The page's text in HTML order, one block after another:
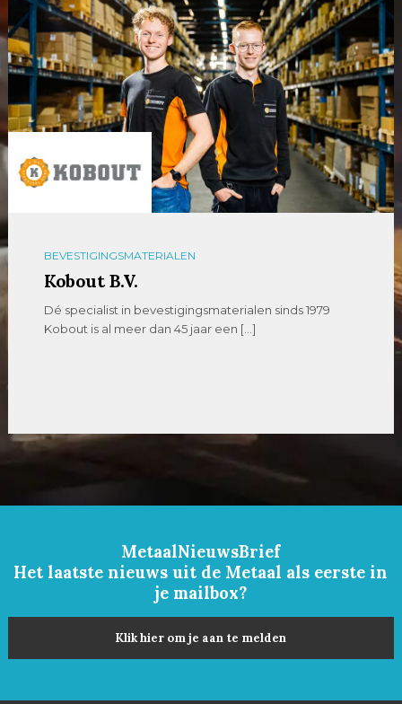
BEVESTIGINGSMATERIALEN
Kobout B.V.
Dé specialist in bevestigingsmaterialen sinds 1979
Kobout is al meer dan 45 jaar een […]
MetaalNieuwsBrief
Het laatste nieuws uit de Metaal als eerste in
je mailbox?
Klik hier om je aan te melden